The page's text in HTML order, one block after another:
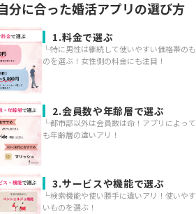
分に合った婚活アプリの選び方
1.料金で選ぶ
└特に男性は継続して使いやすい価格帯のも
のを選ぶ！女性側の料金にも注目！
2.会員数や年齢層で選ぶ
└都市部以外は会員数は命！アプリによって
も年齢層の違いアリ！
3.サービスや機能で選ぶ
└検索機能や使い勝手に違いアリ！使いやす
いものを選ぶ！